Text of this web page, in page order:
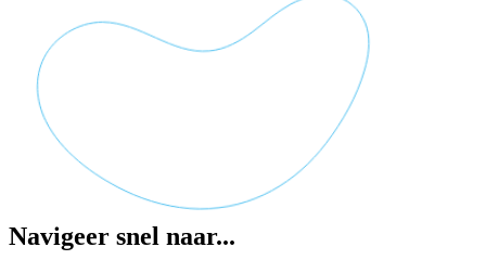
Navigeer snel naar...